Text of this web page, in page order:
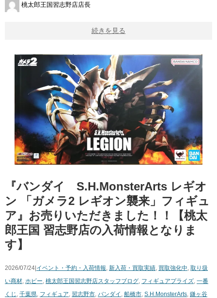
桃太郎王国習志野店店長
続きを見る
『バンダイ S.H.MonsterArts ​レギオ
ン ​「ガメラ2 ​レギオン襲来」フィギュ
ア』お売りいただきました！！【桃太
郎王国 習志野店の入荷情報となりま
す】
2026/07/24| イベント・予約・入荷情報, 新入荷・買取実績, 買取強化中, 取り扱
い商材, ホビー, 桃太郎王国習志野店スタッフブログ, フィギュアプライズ, 一番
くじ , 千葉県, フィギュア, 習志野市, バンダイ , 船橋市, S.H.MonsterArts, 鎌ヶ谷